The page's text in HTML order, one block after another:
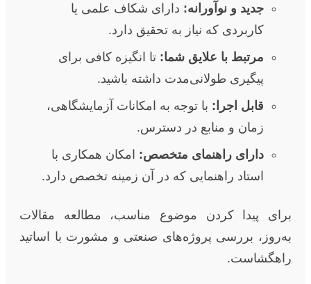
جدید و نوآورانه: دارای شکاف علمی یا
کاربردی که نیاز به تحقیق دارد.
مرتبط با علایق شما: تا انگیزه کافی برای
پیگیری طولانی‌مدت داشته باشید.
قابل اجرا: با توجه به امکانات آزمایشگاهی،
زمان و منابع در دسترس.
دارای راهنمای متخصص: امکان همکاری با
استاد راهنمایی که در آن زمینه تخصص دارد.
برای پیدا کردن موضوع مناسب، مطالعه مقالات
به‌روز، بررسی پروژه‌های صنعتی و مشورت با اساتید
راهگشاست.